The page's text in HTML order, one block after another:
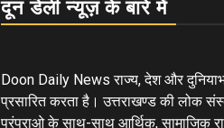
दून डेली न्यूज़ के बारे में
Doon Daily News राज्य, देश और
प्रसारित करता है। उत्तराखण्ड की लोक
परंपराओ के साथ-साथ आर्थिक, सामाजिक